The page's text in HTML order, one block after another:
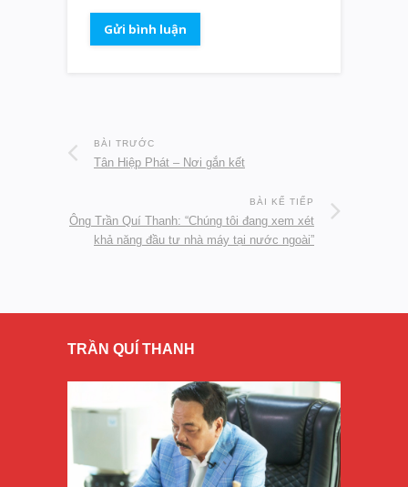
BÀI TRƯỚC
Tân Hiệp Phát – Nơi gắn kết
BÀI KẾ TIẾP
Ông Trần Quí Thanh: “Chúng tôi đang xem xét
khả năng đầu tư nhà máy tại nước ngoài”
TRẦN QUÍ THANH